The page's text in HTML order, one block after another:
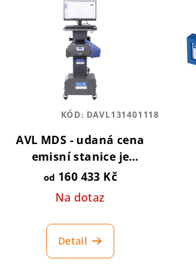
AVL MDS - udaná cena
emisní stanice je
orientační a rádi Vám
vytvoříme nabídku na
míru.
od 160 433 Kč
Na dotaz
Detail
KÓD: DAVL131401118